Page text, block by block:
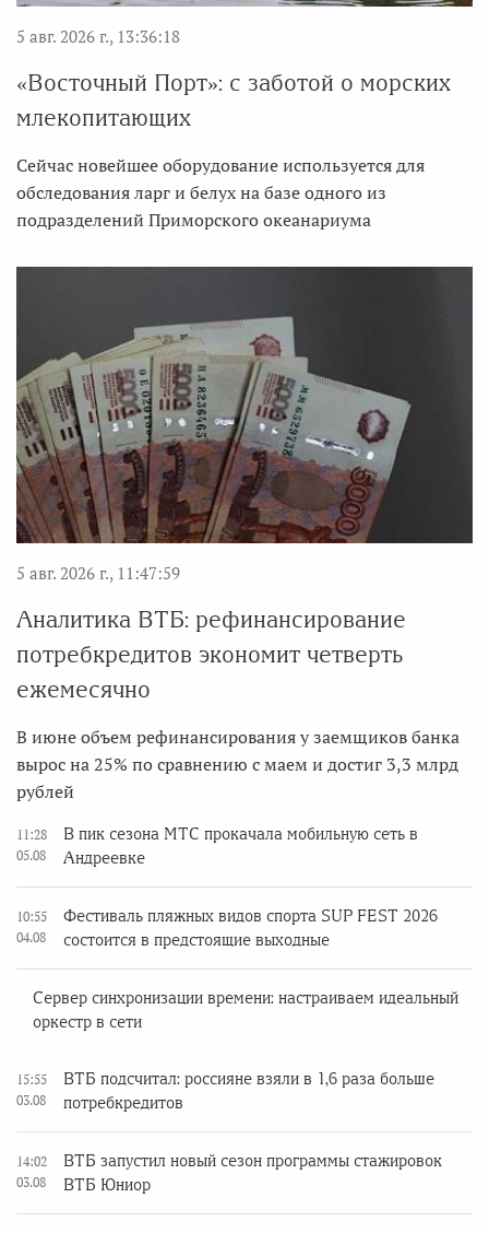
5 авг. 2026 г., 13:36:18
«Восточный Порт»: с заботой о морских
млекопитающих
Сейчас новейшее оборудование используется для
обследования ларг и белух на базе одного из
подразделений Приморского океанариума
5 авг. 2026 г., 11:47:59
Аналитика ВТБ: рефинансирование
потребкредитов экономит четверть
ежемесячно
В июне объем рефинансирования у заемщиков банка
вырос на 25% по сравнению с маем и достиг 3,3 млрд
рублей
11:28
05.08
В пик сезона МТС прокачала мобильную сеть в
Андреевке
10:55
04.08
Фестиваль пляжных видов спорта SUP FEST 2026
состоится в предстоящие выходные
Сервер синхронизации времени: настраиваем идеальный
оркестр в сети
15:55
03.08
ВТБ подсчитал: россияне взяли в 1,6 раза больше
потребкредитов
14:02
03.08
ВТБ запустил новый сезон программы стажировок
ВТБ Юниор